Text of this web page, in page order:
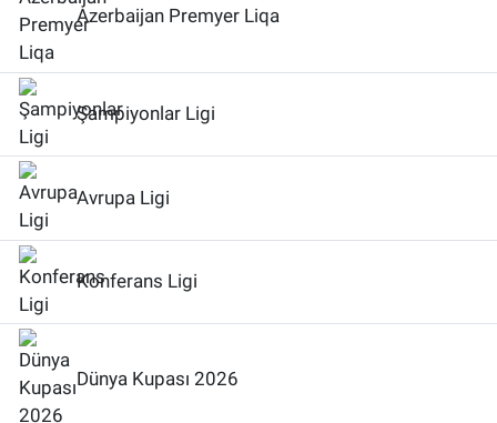
Azerbaijan Premyer Liqa
Şampiyonlar Ligi
Avrupa Ligi
Konferans Ligi
Dünya Kupası 2026